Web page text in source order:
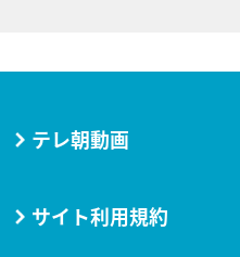
テレ朝動画
サイト利用規約